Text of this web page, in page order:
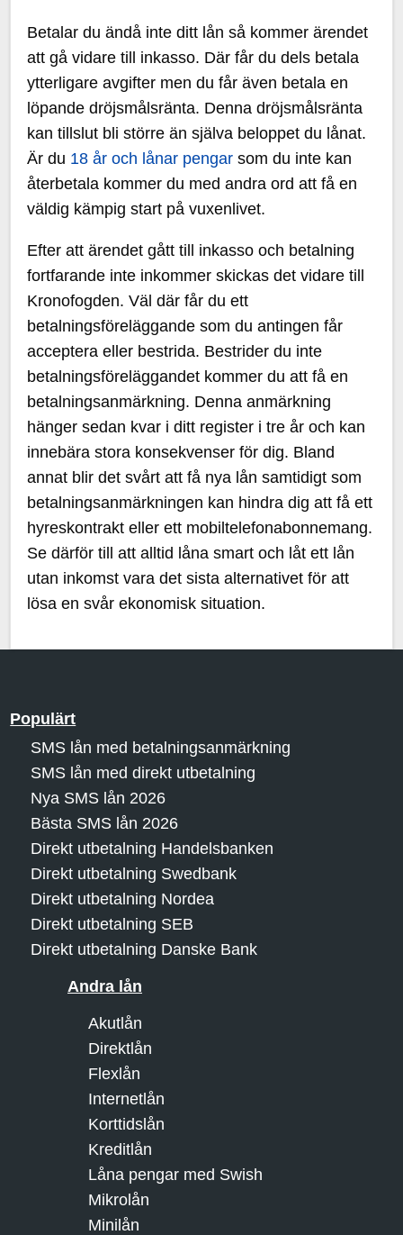
Betalar du ändå inte ditt lån så kommer ärendet
att gå vidare till inkasso. Där får du dels betala
ytterligare avgifter men du får även betala en
löpande dröjsmålsränta. Denna dröjsmålsränta
kan tillslut bli större än själva beloppet du lånat.
Är du 18 år och lånar pengar som du inte kan
återbetala kommer du med andra ord att få en
väldig kämpig start på vuxenlivet.
Efter att ärendet gått till inkasso och betalning
fortfarande inte inkommer skickas det vidare till
Kronofogden. Väl där får du ett
betalningsföreläggande som du antingen får
acceptera eller bestrida. Bestrider du inte
betalningsföreläggandet kommer du att få en
betalningsanmärkning. Denna anmärkning
hänger sedan kvar i ditt register i tre år och kan
innebära stora konsekvenser för dig. Bland
annat blir det svårt att få nya lån samtidigt som
betalningsanmärkningen kan hindra dig att få ett
hyreskontrakt eller ett mobiltelefonabonnemang.
Se därför till att alltid låna smart och låt ett lån
utan inkomst vara det sista alternativet för att
lösa en svår ekonomisk situation.
Populärt
SMS lån med betalningsanmärkning
SMS lån med direkt utbetalning
Nya SMS lån 2026
Bästa SMS lån 2026
Direkt utbetalning Handelsbanken
Direkt utbetalning Swedbank
Direkt utbetalning Nordea
Direkt utbetalning SEB
Direkt utbetalning Danske Bank
Andra lån
Akutlån
Direktlån
Flexlån
Internetlån
Korttidslån
Kreditlån
Låna pengar med Swish
Mikrolån
Minilån